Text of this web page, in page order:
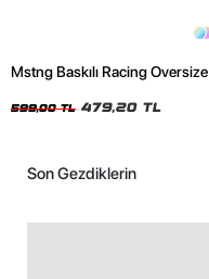
Mstng Baskılı Racing Oversize
599,00 TL 479,20 TL
Son Gezdiklerin